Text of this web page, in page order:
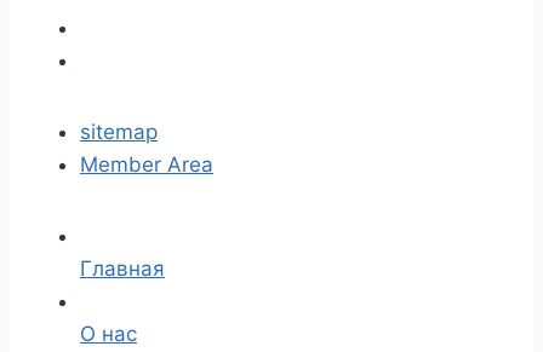
sitemap
Member Area
Главная
О нас